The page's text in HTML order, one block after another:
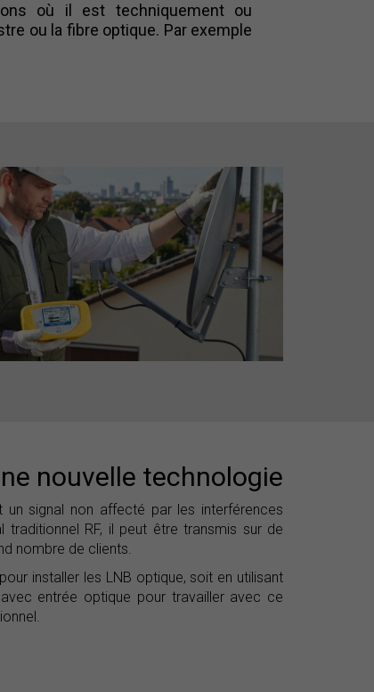
où il est techniquement ou
ou la fibre optique. Par exemple
nouvelle technologie
signal non affecté par les interférences
RF, il peut être transmis sur de
nombre de clients.
installer les LNB optique, soit en utilisant
entrée optique pour travailler avec ce